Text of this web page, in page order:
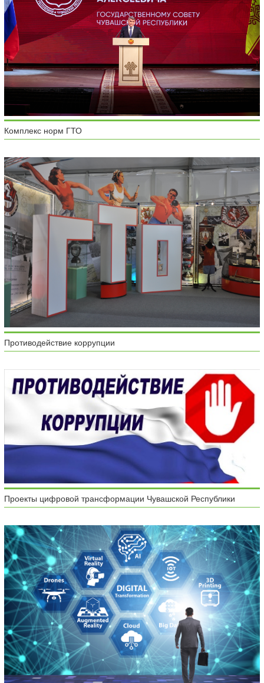
Комплекс норм ГТО
Противодействие коррупции
Проекты цифровой трансформации Чувашской Республики